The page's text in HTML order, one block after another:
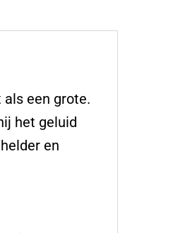
een grote.
het geluid
en